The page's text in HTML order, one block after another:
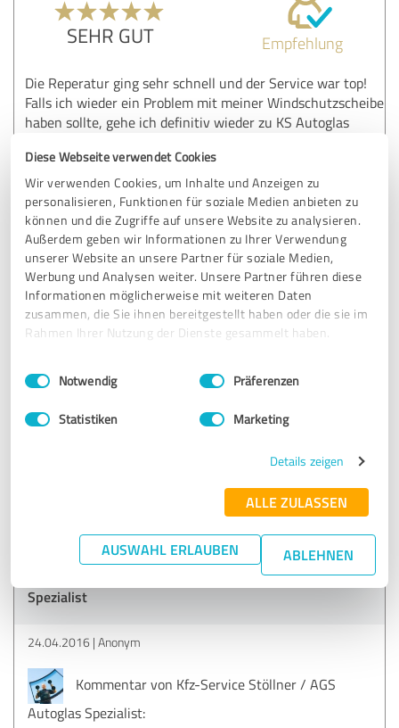
Diese Webseite verwendet Cookies
Wir verwenden Cookies, um Inhalte und Anzeigen zu
personalisieren, Funktionen für soziale Medien anbieten zu
können und die Zugriffe auf unsere Website zu analysieren.
Außerdem geben wir Informationen zu Ihrer Verwendung
unserer Website an unsere Partner für soziale Medien,
Werbung und Analysen weiter. Unsere Partner führen diese
Informationen möglicherweise mit weiteren Daten
zusammen, die Sie ihnen bereitgestellt haben oder die sie im
Rahmen Ihrer Nutzung der Dienste gesammelt haben.
Impressum Datenschutzbestimmungen
Einwilligungsauswahl
Notwendig Präferenzen
Statistiken Marketing
Details zeigen
ALLE ZULASSEN
AUSWAHL ERLAUBEN ABLEHNEN
SEHR GUT Empfehlung
Die Reperatur ging sehr schnell und der Service war top!
Falls ich wieder ein Problem mit meiner Windschutzscheibe
haben sollte, gehe ich definitiv wieder zu KS Autoglas
Erfahrungsbericht & Bewertung zu:
Kfz-Service Stöllner / AGS Autoglas
Spezialist
29.06.2016 Anonym
SEHR GUT
alles zu meiner zufriedenheit ausgeführt soweit ich es als
normaler autofahrer beurteilen kann.
Erfahrungsbericht & Bewertung zu:
Spezialist
24.04.2016 Anonym
Kommentar von Kfz-Service Stöllner / AGS
Autoglas Spezialist: